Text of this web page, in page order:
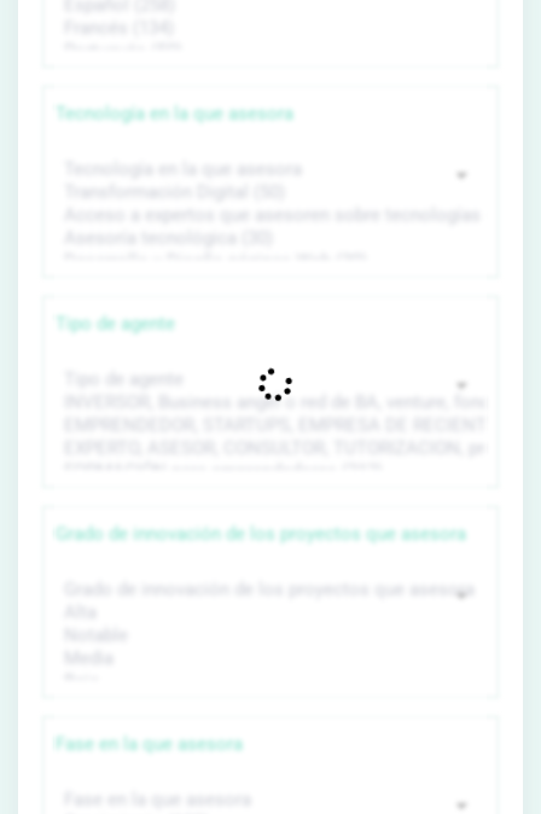
Tecnología en la que asesora
Tipo de agente
Grado de innovación de los proyectos que asesora
Fase en la que asesora